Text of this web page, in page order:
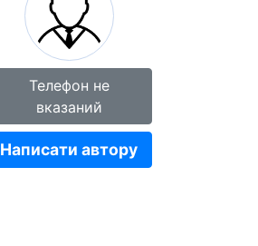
Телефон не
вказаний
Написати автору